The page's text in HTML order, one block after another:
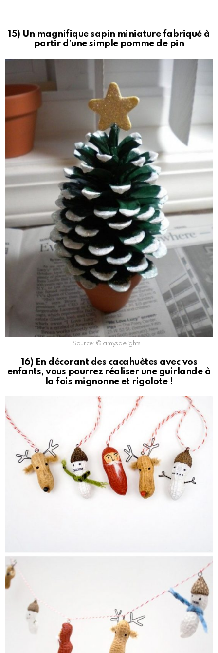
15) Un magnifique sapin miniature fabriqué à
partir d’une simple pomme de pin
Source: © amysdelights
16) En décorant des cacahuètes avec vos
enfants, vous pourrez réaliser une guirlande à
la fois mignonne et rigolote !